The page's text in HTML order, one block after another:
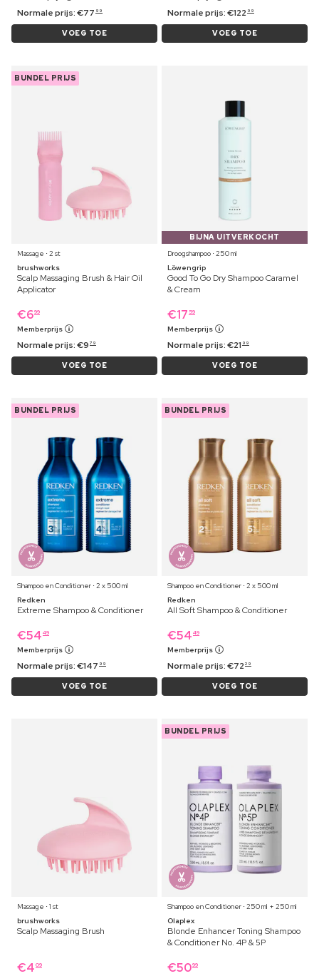
Normale prijs:€77 99
VOEG TOE
Normale prijs:€122 99
VOEG TOE
BUNDEL PRIJS
Massage ⋅ 2 st
brushworks
Scalp Massaging Brush & Hair Oil
Applicator
€699
Memberprijs
Normale prijs:€9 79
VOEG TOE
BIJNA UITVERKOCHT
Droogshampoo ⋅ 250 ml
Löwengrip
Good To Go Dry Shampoo Caramel
& Cream
€17 59
Memberprijs
Normale prijs:€21 99
VOEG TOE
BUNDEL PRIJS
Shampoo en Conditioner ⋅ 2 x 500 ml
Redken
Extreme Shampoo & Conditioner
€54 49
Memberprijs
Normale prijs:€147 99
VOEG TOE
BUNDEL PRIJS
Shampoo en Conditioner ⋅ 2 x 500 ml
Redken
All Soft Shampoo & Conditioner
€54 49
Memberprijs
Normale prijs:€72 29
VOEG TOE
Massage ⋅ 1 st
brushworks
Scalp Massaging Brush
€4 09
BUNDEL PRIJS
Shampoo en Conditioner ⋅ 250 ml + 250 ml
Olaplex
Blonde Enhancer Toning Shampoo
& Conditioner No. 4P & 5P
€5099